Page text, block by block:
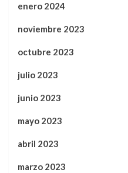
enero 2024
noviembre 2023
octubre 2023
julio 2023
junio 2023
mayo 2023
abril 2023
marzo 2023